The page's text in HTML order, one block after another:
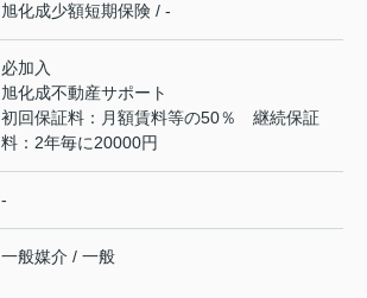
旭化成少額短期保険 / -
必加入
旭化成不動産サポート
初回保証料：月額賃料等の50％ 継続保証
料：2年毎に20000円
-
一般媒介 / 一般